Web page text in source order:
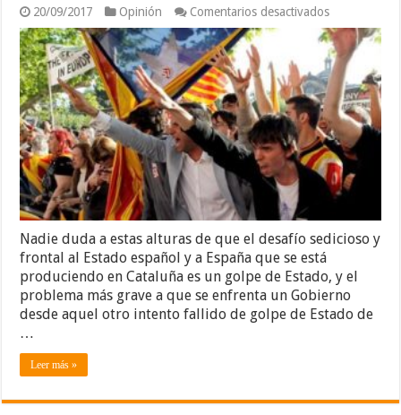
20/09/2017 Opinión Comentarios desactivadosen
Anarquía
en
Cataluña
Nadie duda a estas alturas de que el desafío sedicioso y
frontal al Estado español y a España que se está
produciendo en Cataluña es un golpe de Estado, y el
problema más grave a que se enfrenta un Gobierno
desde aquel otro intento fallido de golpe de Estado de
…
Leer más »